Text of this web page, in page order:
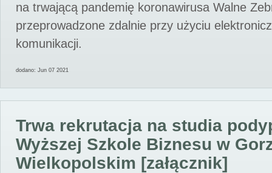
na trwającą pandemię koronawirusa Walne
przeprowadzone zdalnie przy użyciu
komunikacji.
dodano: Jun 07 2021
Trwa rekrutacja na studia
Wyższej Szkole Biznesu w
Wielkopolskim [załącznik]